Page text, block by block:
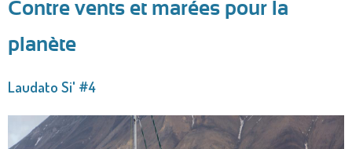
êtes
ici
Contre vents et marées pour la
planète
Laudato Si' #4